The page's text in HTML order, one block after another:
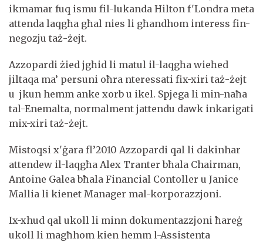
ikmamar fuq ismu fil-lukanda Hilton f'Londra meta
attenda laqgħa għal nies li għandhom interess fin-
negozju taż-żejt.
Azzopardi żied jgħid li matul il-laqgħa wieħed
jiltaqa ma’ persuni oħra nteressati fix-xiri taż-żejt
u jkun hemm anke xorb u ikel. Spjega li min-naħa
tal-Enemalta, normalment jattendu dawk inkarigati
mix-xiri taż-żejt.
Mistoqsi x'ġara fl’2010 Azzopardi qal li dakinhar
attendew il-laqgħa Alex Tranter bħala Chairman,
Antoine Galea bħala Financial Contoller u Janice
Mallia li kienet Manager mal-korporazzjoni.
Ix-xhud qal ukoll li minn dokumentazzjoni ħareġ
ukoll li magħhom kien hemm l-Assistenta